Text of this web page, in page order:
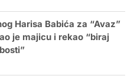
Harisa Babića za “Avaz”
je majicu i rekao “biraj